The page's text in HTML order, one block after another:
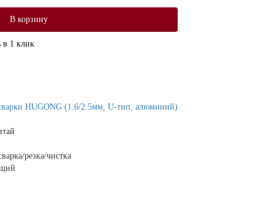
В корзину
в 1 клик
HUGONG (1.6/2.5мм, U-тип, алюминий)
резка/чистка